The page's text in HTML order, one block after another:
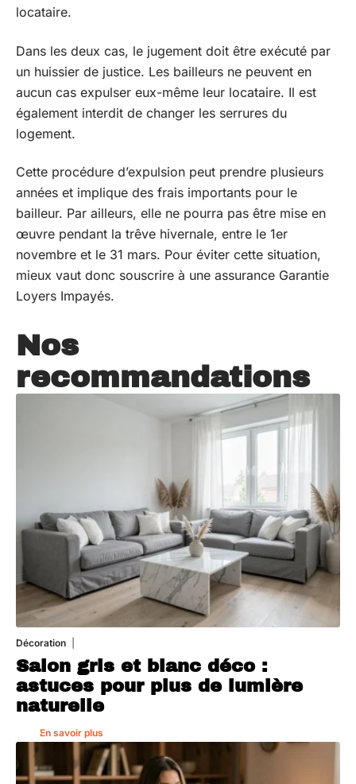
locataire.
Dans les deux cas, le jugement doit être exécuté par
un huissier de justice. Les bailleurs ne peuvent en
aucun cas expulser eux-même leur locataire. Il est
également interdit de changer les serrures du
logement.
Cette procédure d’expulsion peut prendre plusieurs
années et implique des frais importants pour le
bailleur. Par ailleurs, elle ne pourra pas être mise en
œuvre pendant la trêve hivernale, entre le 1er
novembre et le 31 mars. Pour éviter cette situation,
mieux vaut donc souscrire à une assurance Garantie
Loyers Impayés.
Nos
recommandations
Décoration
Salon gris et blanc déco :
astuces pour plus de lumière
naturelle
En savoir plus